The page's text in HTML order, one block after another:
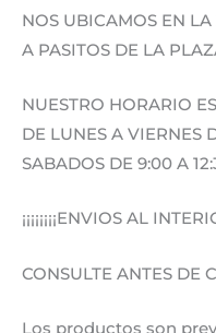
NOS UBICAMOS EN
A PASITOS DE LA
NUESTRO HORARIO ES
DE LUNES A VIERNES
SABADOS DE 9:00 A
¡¡¡¡¡¡¡¡ENVIOS AL
CONSULTE ANTES DE
Los productos son